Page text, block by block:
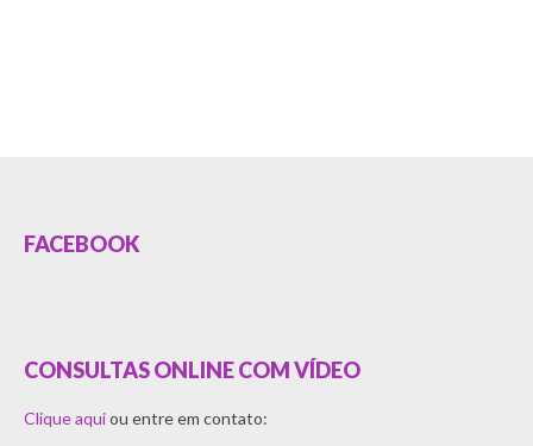
FACEBOOK
CONSULTAS ONLINE COM VÍDEO
Clique aquiou entre em contato: